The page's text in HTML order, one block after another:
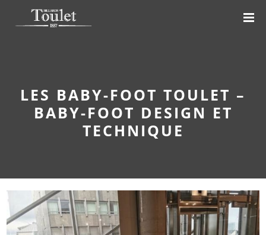
LES BABY-FOOT TOULET –
BABY-FOOT DESIGN ET
TECHNIQUE